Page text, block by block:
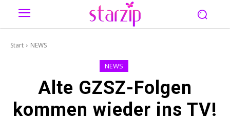
Start NEWS
NEWS
Alte GZSZ-Folgen
kommen wieder ins TV!